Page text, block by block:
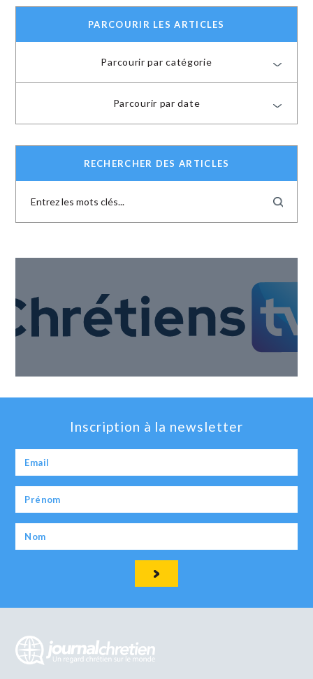
PARCOURIR LES ARTICLES
Parcourir par catégorie
Parcourir par date
RECHERCHER DES ARTICLES
Inscription à la newsletter